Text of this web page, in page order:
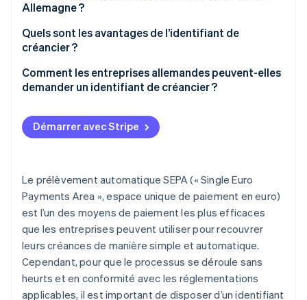
Regarder la vidéo
Allemagne ?
Quels sont les avantages de l’identifiant de
créancier ?
Conformité aux exigences légales et
réglementaires
Des opérations de paiement fluides
Identification unique
Renforcement de la confiance
Comment les entreprises allemandes peuvent-elles
demander un identifiant de créancier ?
Accéder au formulaire
Sélectionner le groupe
Remplir le formulaire
Confirmer les informations
Compléter la question de sécurité
Soumettre la demande
Confirmer la demande
Démarrer avec Stripe
Le prélèvement automatique SEPA (« Single Euro
Payments Area », espace unique de paiement en euro)
est l’un des moyens de paiement les plus efficaces
que les entreprises peuvent utiliser pour recouvrer
leurs créances de manière simple et automatique.
Cependant, pour que le processus se déroule sans
heurts et en conformité avec les réglementations
applicables, il est important de disposer d’un identifiant